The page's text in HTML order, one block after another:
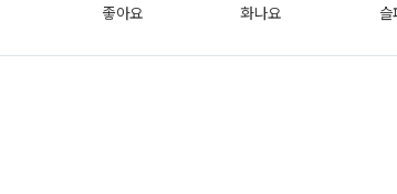
좋아요 화나요 슬